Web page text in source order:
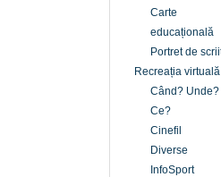
Carte
educațională
Portret de
Recreația virtuală
Când? Unde?
Ce?
Cinefil
Diverse
InfoSport